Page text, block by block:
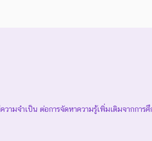
มจำเป็น ต่อการจัดหาความรู้เพิ่มเติมจากการ